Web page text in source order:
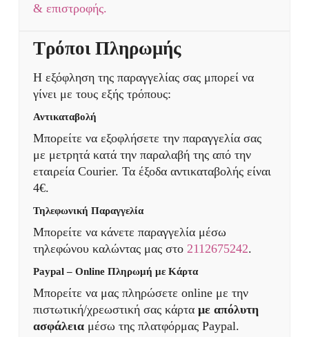
& επιστροφής.
Τρόποι Πληρωμής
Η εξόφληση της παραγγελίας σας μπορεί να
γίνει με τους εξής τρόπους:
Αντικαταβολή
Μπορείτε να εξοφλήσετε την παραγγελία σας
με μετρητά κατά την παραλαβή της από την
εταιρεία Courier. Τα έξοδα αντικαταβολής είναι
4€.
Τηλεφωνική Παραγγελία
Μπορείτε να κάνετε παραγγελία μέσω
τηλεφώνου καλώντας μας στο 2112675242.
Paypal – Online Πληρωμή με Κάρτα
Μπορείτε να μας πληρώσετε online με την
πιστωτική/χρεωστική σας κάρτα με απόλυτη
ασφάλειαμέσω της πλατφόρμας Paypal.